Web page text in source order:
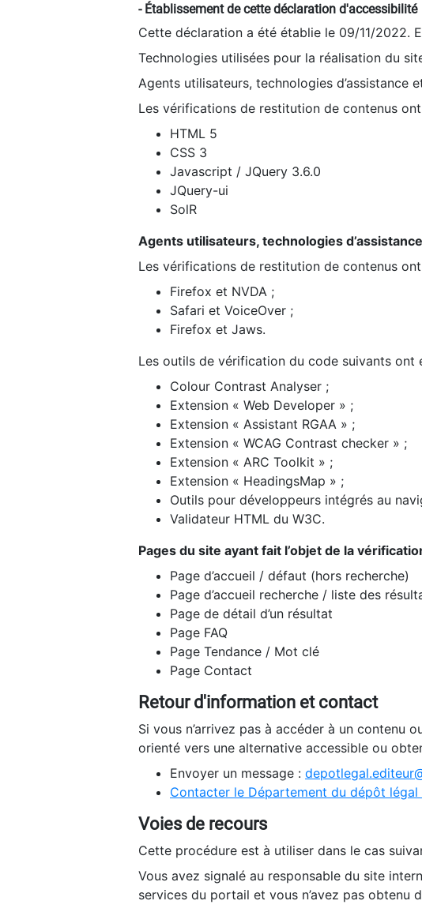
- Établissement de cette déclaration d'accessibilité
Cette déclaration a été établie le 09/11/2022.
Technologies utilisées pour la réalisation du
Agents utilisateurs, technologies d’assistance
Les vérifications de restitution de contenus
HTML 5
CSS 3
Javascript / JQuery 3.6.0
JQuery-ui
SolR
Agents utilisateurs, technologies
Les vérifications de restitution de contenus
Firefox et NVDA ;
Safari et VoiceOver ;
Firefox et Jaws.
Les outils de vérification du code suivants
Colour Contrast Analyser ;
Extension « Web Developer » ;
Extension « Assistant RGAA » ;
Extension « WCAG Contrast checker » ;
Extension « ARC Toolkit » ;
Extension « HeadingsMap » ;
Outils pour développeurs intégrés au
Validateur HTML du W3C.
Pages du site ayant fait l’objet de la
Page d’accueil / défaut (hors recherche)
Page d’accueil recherche / liste des
Page de détail d’un résultat
Page FAQ
Page Tendance / Mot clé
Page Contact
Retour d'information et contact
Si vous n’arrivez pas à accéder à un contenu
orienté vers une alternative accessible ou
Envoyer un message :
Contacter le Département du dépôt
Voies de recours
Cette procédure est à utiliser dans le cas
Vous avez signalé au responsable du site
services du portail et vous n’avez pas obtenu